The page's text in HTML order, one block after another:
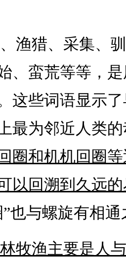
渔猎、采集、
、蛮荒等等，
这些词语显示
最为邻近人类
圈和机机回圈
以回溯到久远
”也与螺旋有相
牧渔主要是人